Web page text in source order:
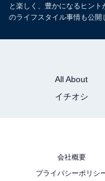
宿泊可否
宿泊：不可（日帰り
村」等の宿泊施設を
あわせて読みたい
【奈良
と楽しく、豊かになるヒン
のライフスタイル事情も公開
All About
イチオシ
会社概要
プライバシーポリシ